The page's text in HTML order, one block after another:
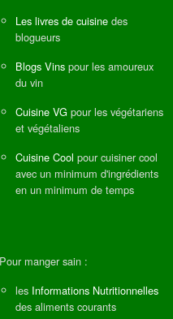
Les livres de cuisine des
blogueurs
Blogs Vins pour les amoureux
du vin
Cuisine VG pour les végétariens
et végétaliens
Cuisine Cool pour cuisiner cool
avec un minimum d'ingrédients
en un minimum de temps
Pour manger sain :
les Informations Nutritionnelles
des aliments courants